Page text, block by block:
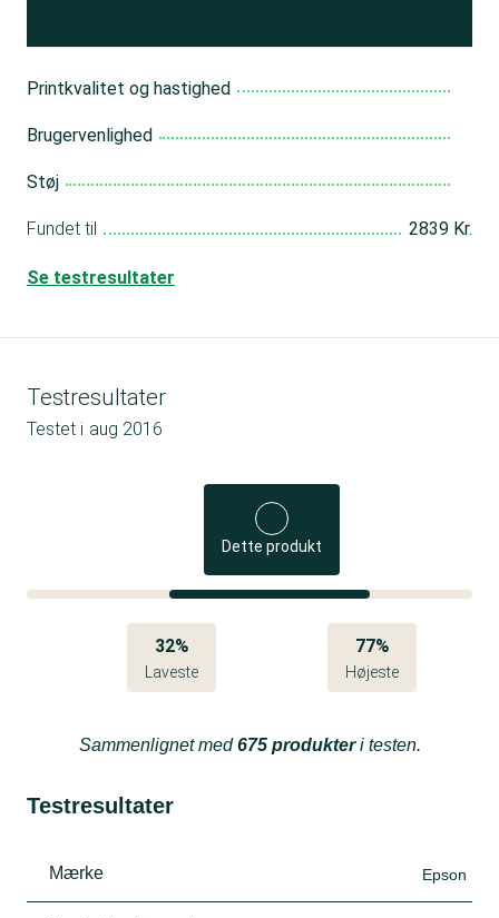
Printkvalitet og hastighed
Brugervenlighed
Støj
Fundet til 2839 Kr.
Se testresultater
Testresultater
Testet i aug 2016
Dette produkt
32%
Laveste
77%
Højeste
Sammenlignet med675 produkteri testen.
Testresultater
Mærke Epson